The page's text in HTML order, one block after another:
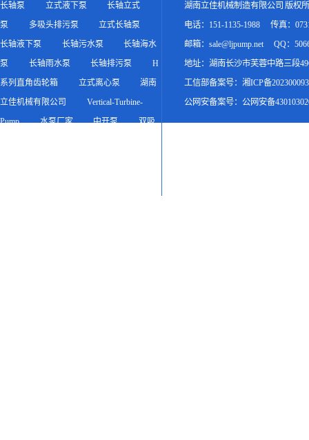
长轴泵 立式液下泵
长轴立式
泵
多吸头排污泵
立式长轴泵
长轴液下泵
长轴污水泵
长轴海水
泵
长轴雨水泵 长轴排污泵
H
系列直角齿轮箱
立式离心泵
湖南
立佳机械有限公司
Vertical-Turbine-
Pump
水泵厂家 中开泵
双吸
湖南立佳机械制造有限公司 版权
电话：151-1135-1988
传真：
邮箱：sale@ljpump.net
QQ：
地址：湖南长沙市芙蓉中路三段
工信部备案号： 湘ICP备
公网安备案号： 公网安备